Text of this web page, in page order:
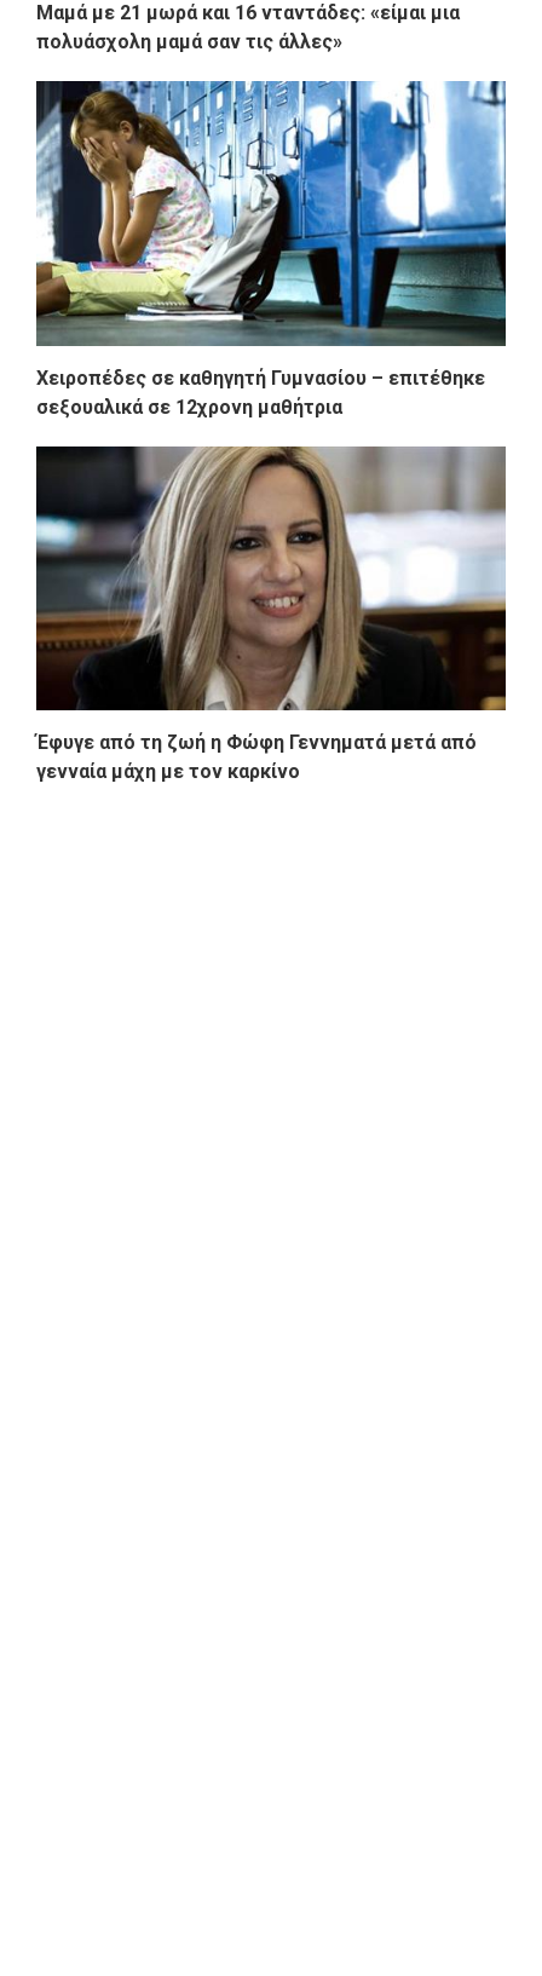
Μαμά με 21 μωρά και 16 νταντάδες: «είμαι μια
πολυάσχολη μαμά σαν τις άλλες»
Χειροπέδες σε καθηγητή Γυμνασίου – επιτέθηκε
σεξουαλικά σε 12χρονη μαθήτρια
Έφυγε από τη ζωή η Φώφη Γεννηματά μετά από
γενναία μάχη με τον καρκίνο